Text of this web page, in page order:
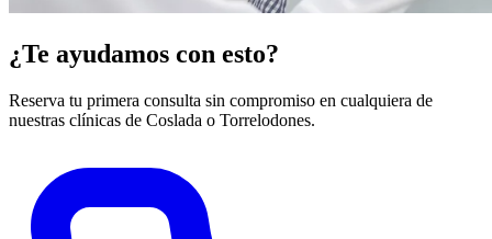
¿Te ayudamos con esto?
Reserva tu primera consulta sin compromiso en cualquiera de
nuestras clínicas de Coslada o Torrelodones.